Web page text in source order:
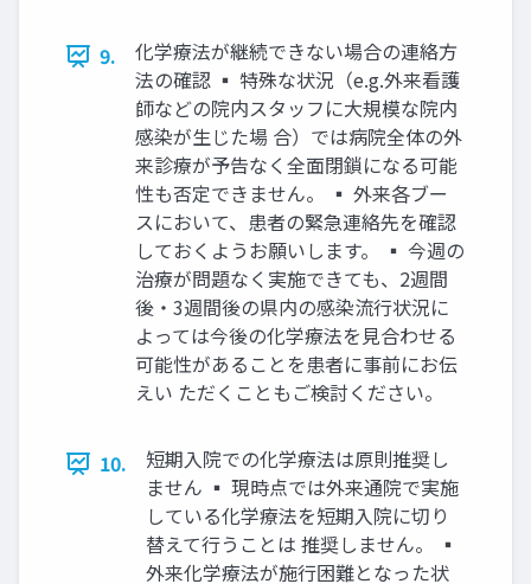
9.
化学療法が継続できない場合の連絡方
法の確認 ▪ 特殊な状況（e.g.外来看護
師などの院内スタッフに大規模な院内
感染が生じた場 合）では病院全体の外
来診療が予告なく全面閉鎖になる可能
性も否定できません。 ▪ 外来各ブー
スにおいて、患者の緊急連絡先を確認
しておくようお願いします。 ▪ 今週の
治療が問題なく実施できても、2週間
後・3週間後の県内の感染流行状況に
よっては今後の化学療法を見合わせる
可能性があることを患者に事前にお伝
えい ただくこともご検討ください。
10.
短期入院での化学療法は原則推奨し
ません ▪ 現時点では外来通院で実施
している化学療法を短期入院に切り
替えて行うことは 推奨しません。 ▪
外来化学療法が施行困難となった状